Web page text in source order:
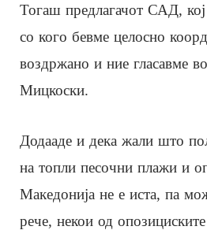
Тогаш предлагачот САД,
со кого бевме целосно
воздржано и ние гласавме
Мицкоски.
Додааде и дека жали што
на топли песочни плажи и
Македонија не е иста, па
рече, некои од